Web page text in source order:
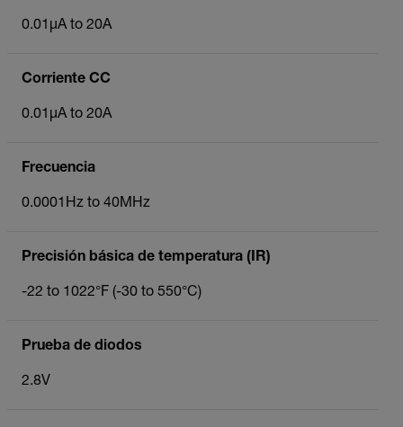
0.01µA to 20A
Corriente CC
0.01µA to 20A
Frecuencia
0.0001Hz to 40MHz
Precisión básica de temperatura (IR)
-22 to 1022°F (-30 to 550°C)
Prueba de diodos
2.8V